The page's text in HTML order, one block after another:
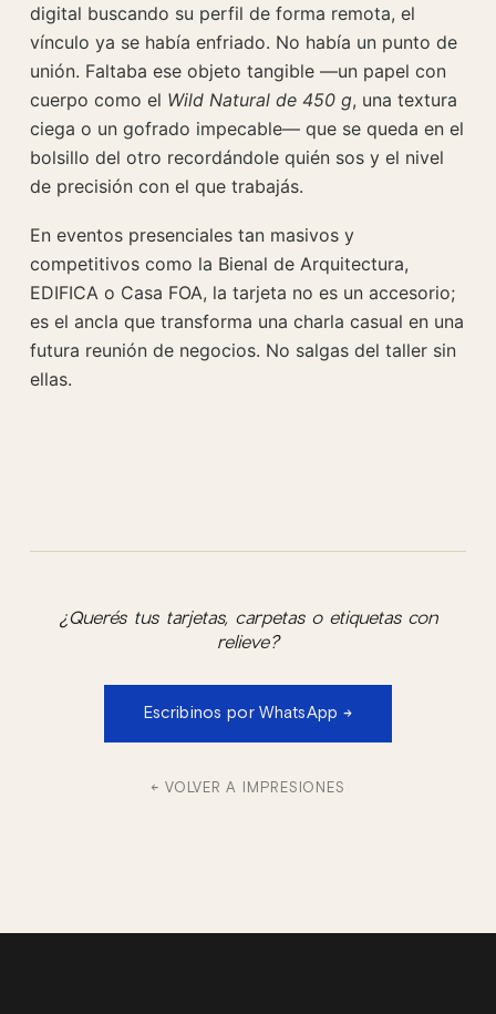
digital buscando su perfil de forma remota, el
vínculo ya se había enfriado. No había un punto de
unión. Faltaba ese objeto tangible —un papel con
cuerpo como el Wild Natural de 450 g, una textura
ciega o un gofrado impecable— que se queda en el
bolsillo del otro recordándole quién sos y el nivel
de precisión con el que trabajás.
En eventos presenciales tan masivos y
competitivos como la Bienal de Arquitectura,
EDIFICA o Casa FOA, la tarjeta no es un accesorio;
es el ancla que transforma una charla casual en una
futura reunión de negocios. No salgas del taller sin
ellas.
¿Querés tus tarjetas, carpetas o etiquetas con
relieve?
Escribinos por WhatsApp →
← VOLVER A IMPRESIONES